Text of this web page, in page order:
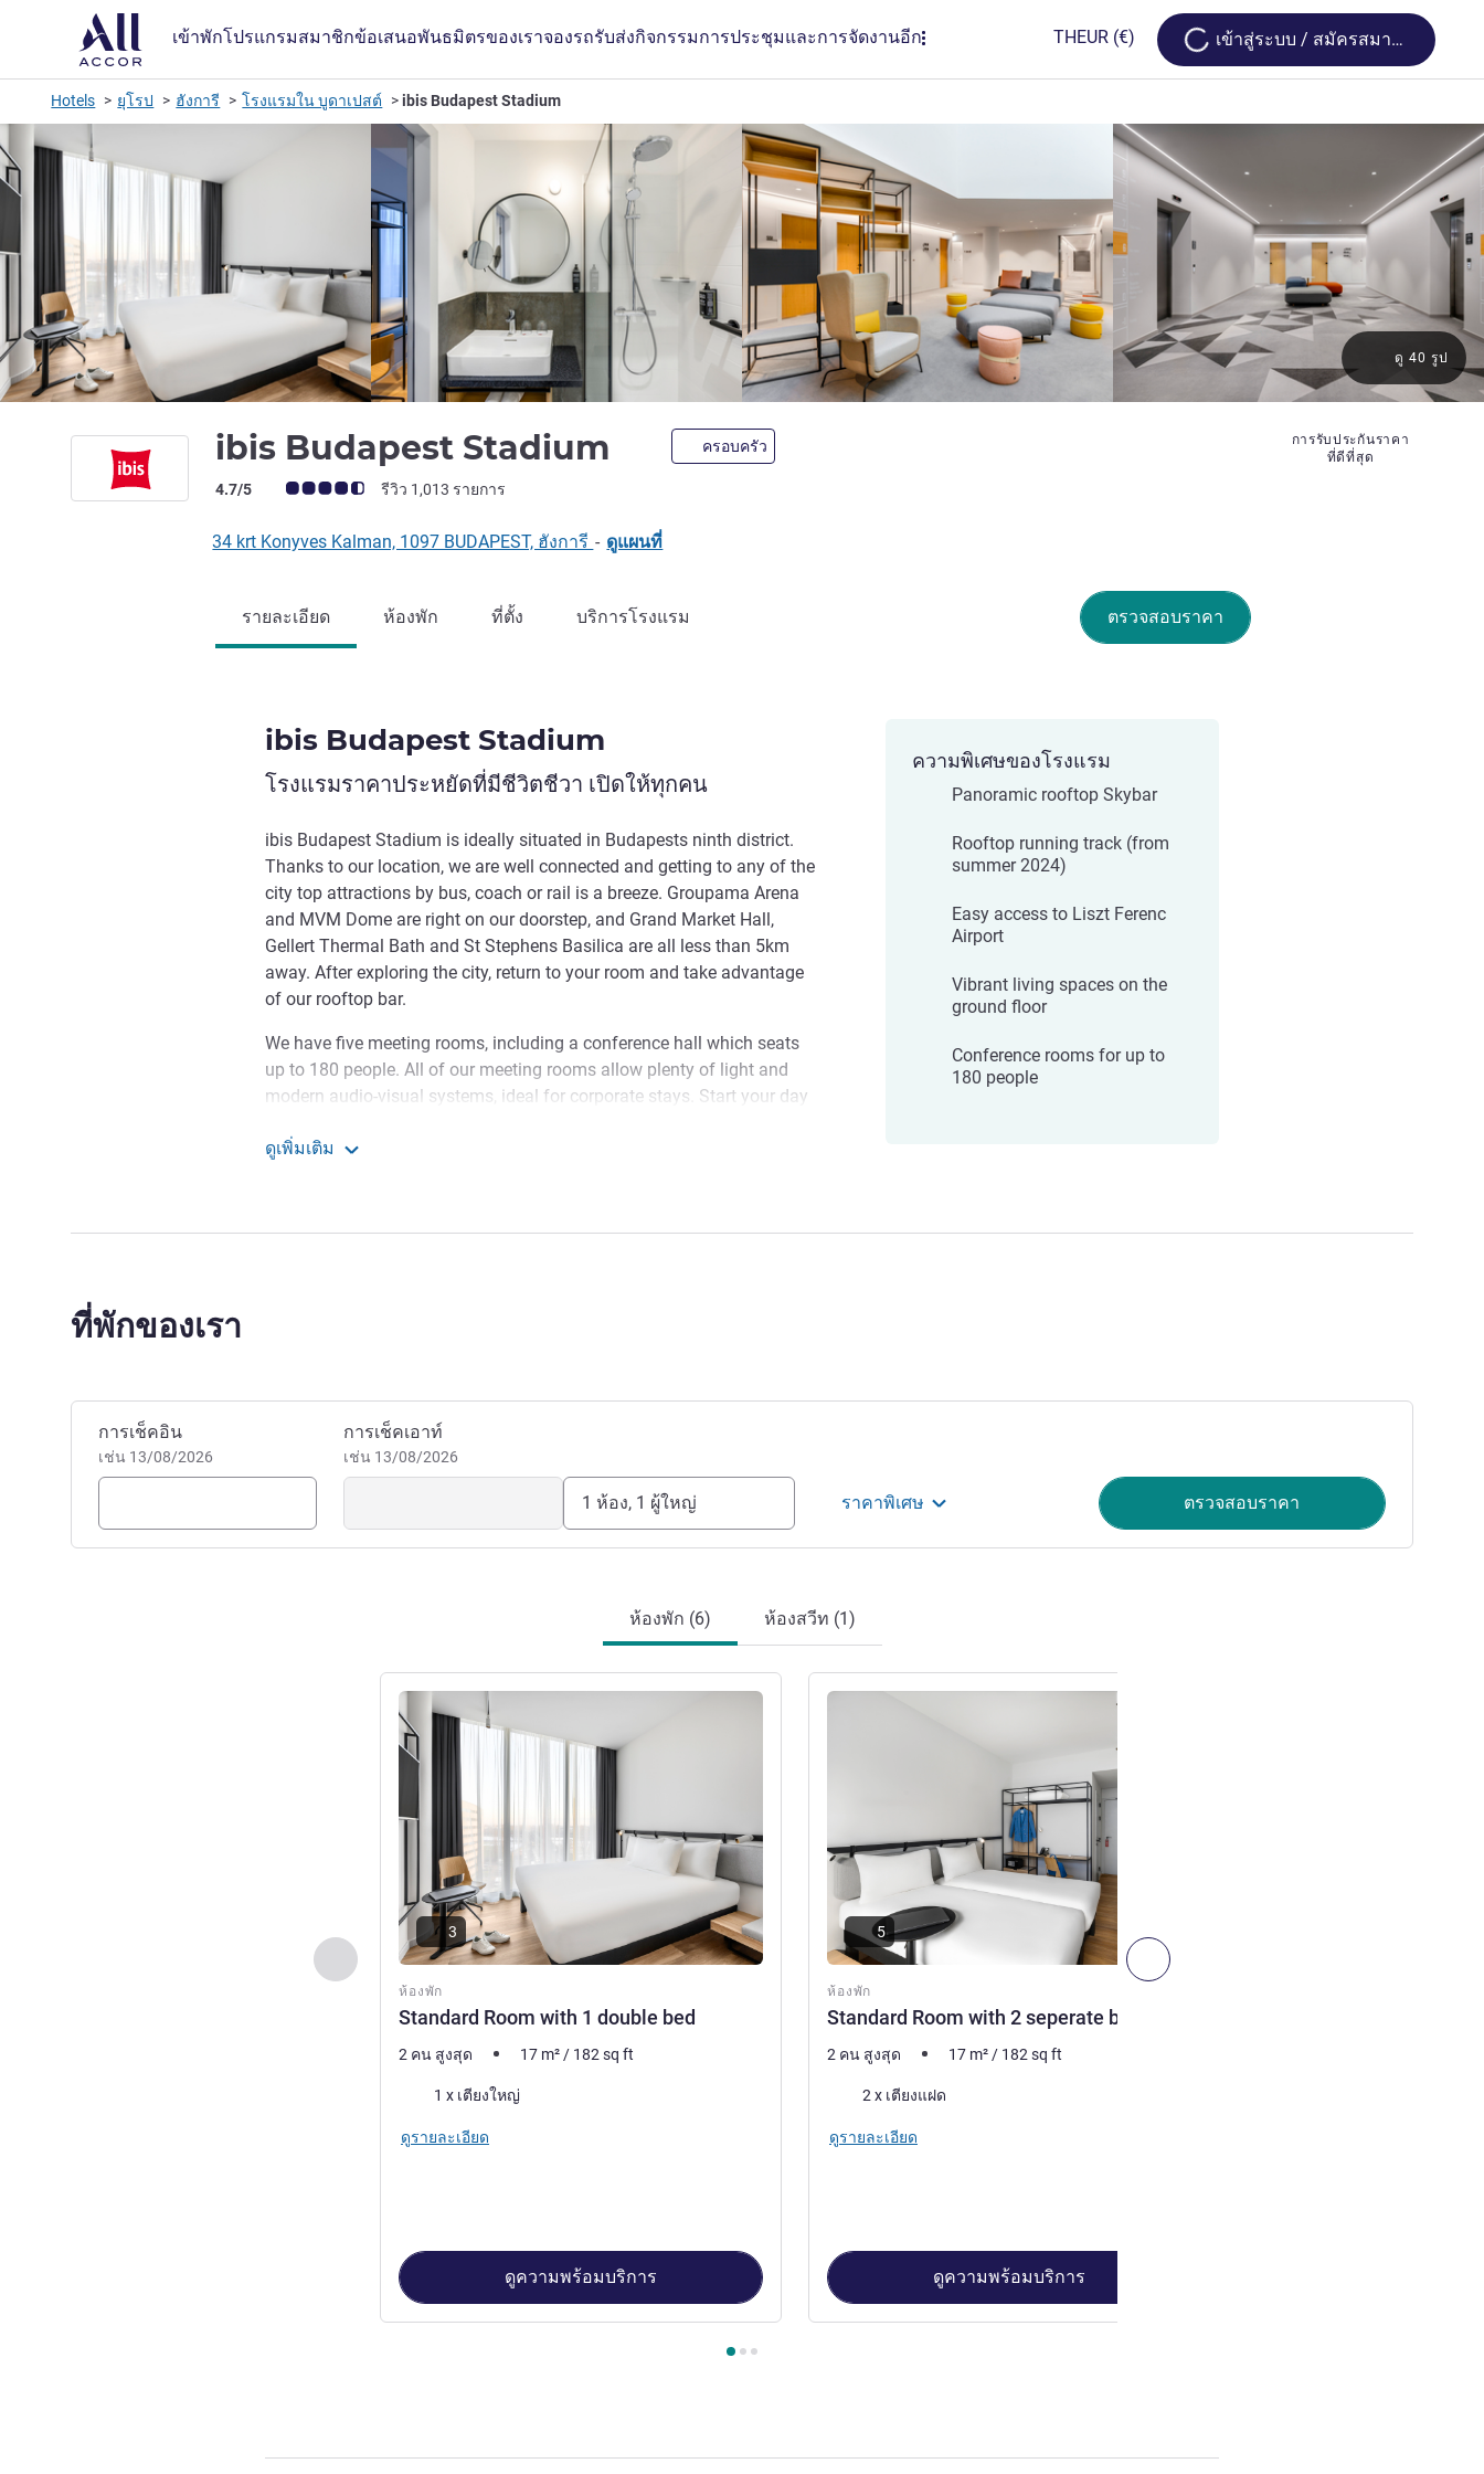
เข้าพักโปรแกรมสมาชิกข้อเสนอพันธมิตรของเราจองรถรับส่งกิจกรรมการประชุมและการจัดงานอีก THEUR (€) Loading...
เข้าสู่ระบบ / สมัครสมาชิก
Hotels ยุโรป ฮังการี โรงแรมใน บูดาเปสต์ ibis Budapest Stadium
ibis Budapest Stadium 3 ดาวครอบครัว
คะแนนความคิดเห็นจากแขก (เรทติ้งบน ALL)
4.7/5 รีวิว 1,013 รายการ
การรับประกันราคา
ที่ดีที่สุด
ดู 40 รูป
34 krt Konyves Kalman, 1097 BUDAPEST, ฮังการี - ดูแผนที่
ตรวจสอบราคา
รายละเอียด ห้องพัก ที่ตั้ง บริการโรงแรม
ibis Budapest Stadium
โรงแรมราคาประหยัดที่มีชีวิตชีวา เปิดให้ทุกคน
ibis Budapest Stadium is ideally situated in Budapests ninth district.
Thanks to our location, we are well connected and getting to any of the
city top attractions by bus, coach or rail is a breeze. Groupama Arena
and MVM Dome are right on our doorstep, and Grand Market Hall,
Gellert Thermal Bath and St Stephens Basilica are all less than 5km
away. After exploring the city, return to your room and take advantage
of our rooftop bar.
We have five meeting rooms, including a conference hall which seats
up to 180 people. All of our meeting rooms allow plenty of light and
modern audio-visual systems, ideal for corporate stays. Start your day
in the evening enjoy our high quality F&B services in our Restaurant,
ดูเพิ่มเติม
ความพิเศษของโรงแรม
Panoramic rooftop Skybar
Rooftop running track (from
summer 2024)
Easy access to Liszt Ferenc
Airport
Vibrant living spaces on the
ground floor
Conference rooms for up to
180 people
ที่พักของเรา
จองโรงแรมนี้
การเช็คอิน
เช่น 13/08/2026
การเช็คเอาท์
เช่น 13/08/2026
1 ห้อง, 1 ผู้ใหญ่ ราคาพิเศษ ตรวจสอบราคา
ห้องพัก (6) ห้องสวีท (1)
ก่อนหน้า - ห้องพัก ถัดไป - ห้องพัก
ห้องพัก
Standard Room with 1 double bed
ดูรายละเอียด
3
2 คน สูงสุด 17 m² / 182 sq ft
เครื่องนอน
1 x เตียงใหญ่
ดูรายละเอียด
ดูความพร้อมบริการ
ห้องพัก
Standard Room with 2 seperate beds
ดูรายละเอียด
5
2 คน สูงสุด 17 m² / 182 sq ft
เครื่องนอน
2 x เตียงแฝด
ดูรายละเอียด
ดูความพร้อมบริการ